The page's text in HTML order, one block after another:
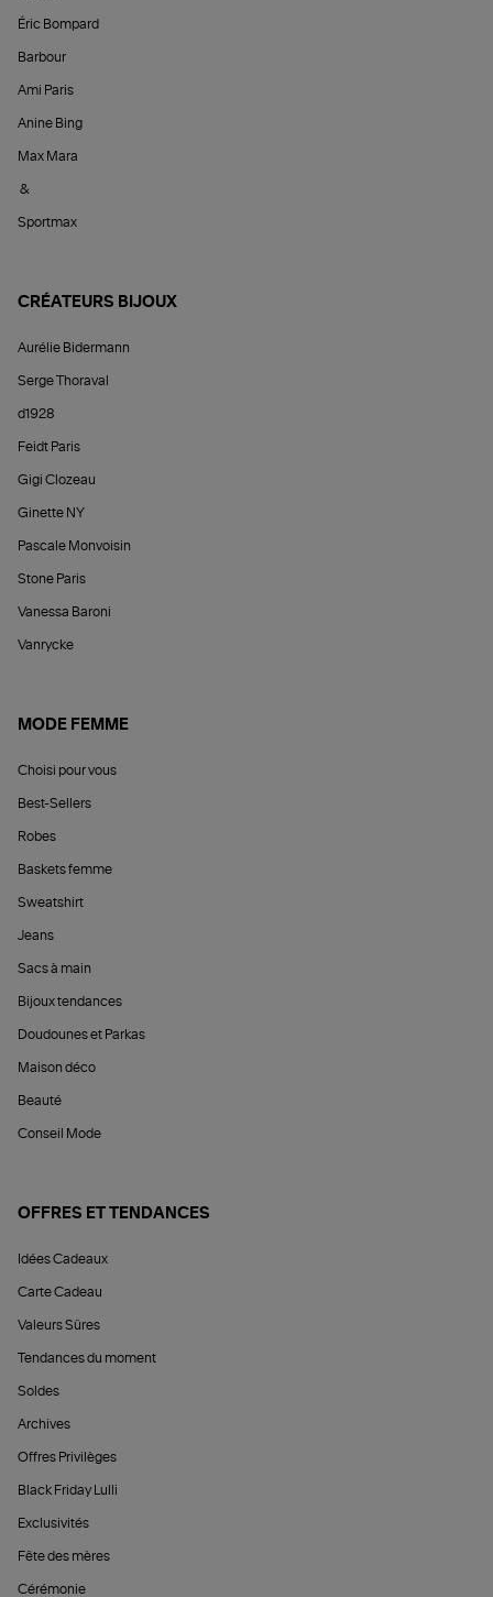
Éric Bompard
Barbour
Ami Paris
Anine Bing
Max Mara
&
Sportmax
CRÉATEURS BIJOUX
Aurélie Bidermann
Serge Thoraval
d1928
Feidt Paris
Gigi Clozeau
Ginette NY
Pascale Monvoisin
Stone Paris
Vanessa Baroni
Vanrycke
MODE FEMME
Choisi pour vous
Best-Sellers
Robes
Baskets femme
Sweatshirt
Jeans
Sacs à main
Bijoux tendances
Doudounes et Parkas
Maison déco
Beauté
Conseil Mode
OFFRES ET TENDANCES
Idées Cadeaux
Carte Cadeau
Valeurs Sûres
Tendances du moment
Soldes
Archives
Offres Privilèges
Black Friday Lulli
Exclusivités
Fête des mères
Cérémonie